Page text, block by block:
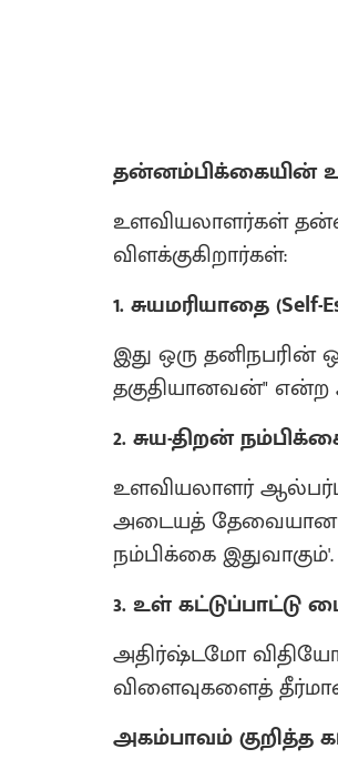
தன்னம்பிக்கையின்
உளவியலாளர்கள்
விளக்குகிறார்கள்:
1. சுயமரியாதை (Self-
இது ஒரு தனிநபரின்
தகுதியானவன்"
2. சுய-திறன்
உளவியலாளர் ஆல்பர்ட்
அடையத் தேவையான
நம்பிக்கை இதுவாகும்'.
3. உள் கட்டுப்பாட்டு
அதிர்ஷ்டமோ
விளைவுகளைத்
அகம்பாவம் குறித்த